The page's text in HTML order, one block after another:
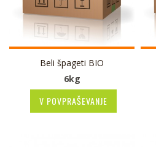
Beli špageti BIO
6kg
V POVPRAŠEVANJE